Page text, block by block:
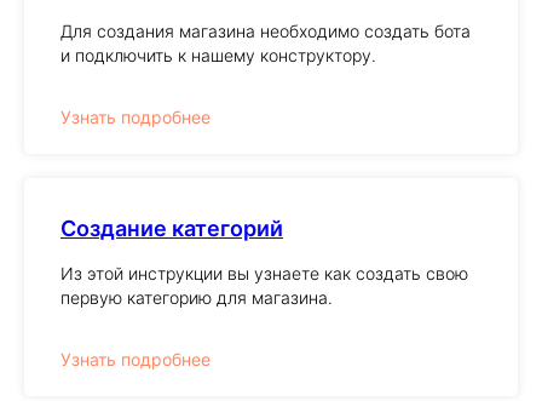
Для создания магазина необходимо создать бота
и подключить к нашему конструктору.
Узнать подробнее
Создание категорий
Из этой инструкции вы узнаете как создать свою
первую категорию для магазина.
Узнать подробнее